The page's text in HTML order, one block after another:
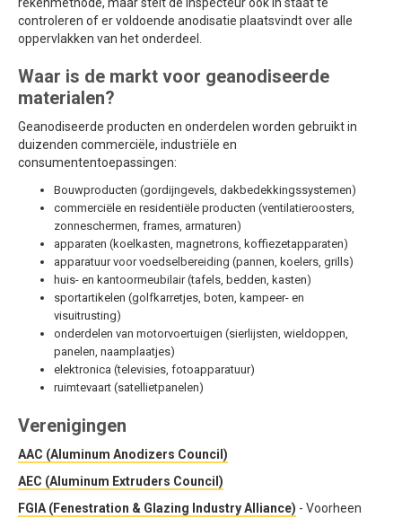
controleren of er voldoende anodisatie plaatsvindt over alle
oppervlakken van het onderdeel.
Waar is de markt voor geanodiseerde
materialen?
Geanodiseerde producten en onderdelen worden gebruikt in
duizenden commerciële, industriële en
consumententoepassingen:
Bouwproducten (gordijngevels, dakbedekkingssystemen)
commerciële en residentiële producten (ventilatieroosters,
zonneschermen, frames, armaturen)
apparaten (koelkasten, magnetrons, koffiezetapparaten)
apparatuur voor voedselbereiding (pannen, koelers, grills)
huis- en kantoormeubilair (tafels, bedden, kasten)
sportartikelen (golfkarretjes, boten, kampeer- en
visuitrusting)
onderdelen van motorvoertuigen (sierlijsten, wieldoppen,
panelen, naamplaatjes)
elektronica (televisies, fotoapparatuur)
ruimtevaart (satellietpanelen)
Verenigingen
AAC (Aluminum Anodizers Council)
AEC (Aluminum Extruders Council)
FGIA (Fenestration & Glazing Industry Alliance) - Voorheen